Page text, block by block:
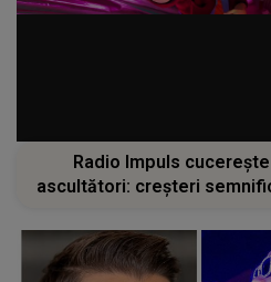
Radio Impuls
ascultători: creșteri